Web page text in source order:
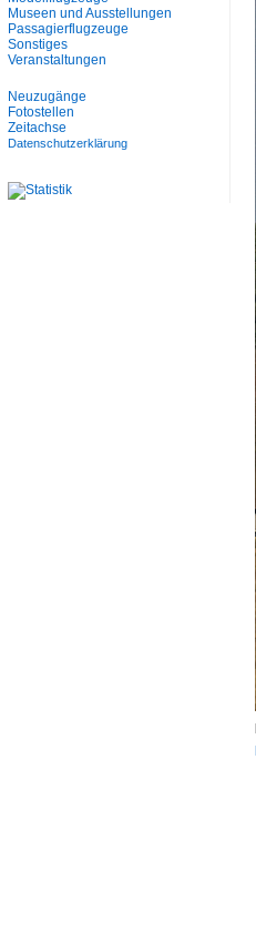
Museen und Ausstellungen
Passagierflugzeuge
Sonstiges
Veranstaltungen
Neuzugänge
Fotostellen
Zeitachse
Datenschutzerklärung